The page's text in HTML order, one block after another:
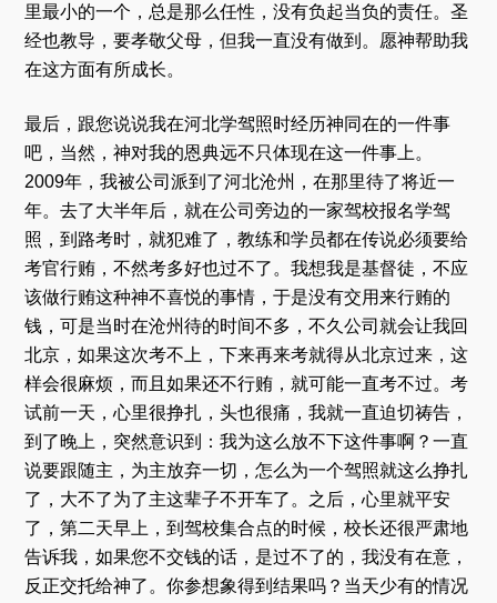
里最小的一个，总是那么任性，没有负起当负的责任。圣
经也教导，要孝敬父母，但我一直没有做到。愿神帮助我
在这方面有所成长。
最后，跟您说说我在河北学驾照时经历神同在的一件事
吧，当然，神对我的恩典远不只体现在这一件事上。
2009年，我被公司派到了河北沧州，在那里待了将近一
年。去了大半年后，就在公司旁边的一家驾校报名学驾
照，到路考时，就犯难了，教练和学员都在传说必须要给
考官行贿，不然考多好也过不了。我想我是基督徒，不应
该做行贿这种神不喜悦的事情，于是没有交用来行贿的
钱，可是当时在沧州待的时间不多，不久公司就会让我回
北京，如果这次考不上，下来再来考就得从北京过来，这
样会很麻烦，而且如果还不行贿，就可能一直考不过。考
试前一天，心里很挣扎，头也很痛，我就一直迫切祷告，
到了晚上，突然意识到：我为这么放不下这件事啊？一直
说要跟随主，为主放弃一切，怎么为一个驾照就这么挣扎
了，大不了为了主这辈子不开车了。之后，心里就平安
了，第二天早上，到驾校集合点的时候，校长还很严肃地
告诉我，如果您不交钱的话，是过不了的，我没有在意，
反正交托给神了。你参想象得到结果吗？当天少有的情况